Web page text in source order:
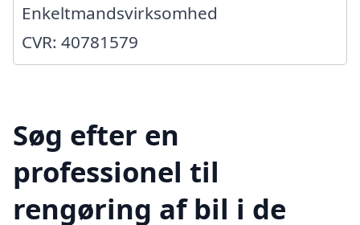
Enkeltmandsvirksomhed
CVR: 40781579
Søg efter en
professionel til
rengøring af bil i de